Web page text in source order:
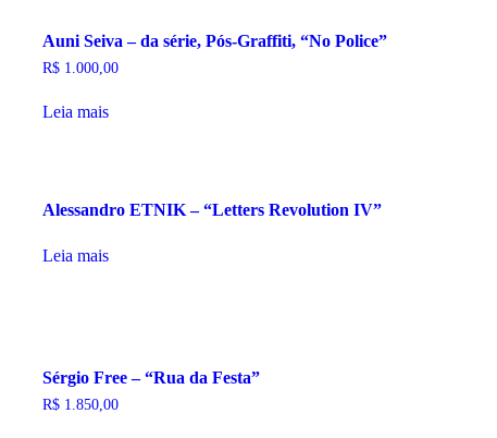
Auni Seiva – da série, Pós-Graffiti, “No Police”
R$1.000,00
Leia mais
Alessandro ETNIK – “Letters Revolution IV”
Leia mais
Sérgio Free – “Rua da Festa”
R$1.850,00